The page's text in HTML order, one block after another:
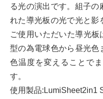
る光の演出です。組子
れた導光板の光で光と影
ご使用いただいた導光
型の為電球色から昼光色
色温度を変えることで
す。
使用製品:LumiSheet2in1